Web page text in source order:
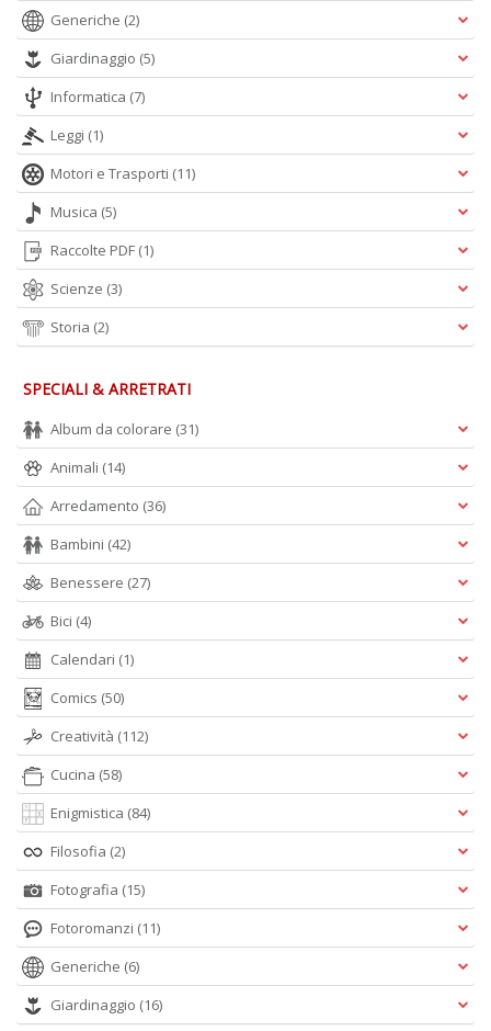
Generiche (2)
Giardinaggio (5)
Informatica (7)
Leggi (1)
Motori e Trasporti (11)
Musica (5)
Raccolte PDF (1)
Scienze (3)
Storia (2)
SPECIALI & ARRETRATI
Album da colorare (31)
Animali (14)
Arredamento (36)
Bambini (42)
Benessere (27)
Bici (4)
Calendari (1)
Comics (50)
Creatività (112)
Cucina (58)
Enigmistica (84)
Filosofia (2)
Fotografia (15)
Fotoromanzi (11)
Generiche (6)
Giardinaggio (16)